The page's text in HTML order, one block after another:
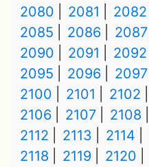
2080
2081 2082
2085
2086 2087
2090
2091 2092
2095
2096 2097
2100
2101 2102
2106
2107 2108
2112
2113 2114
2118
2119 2120